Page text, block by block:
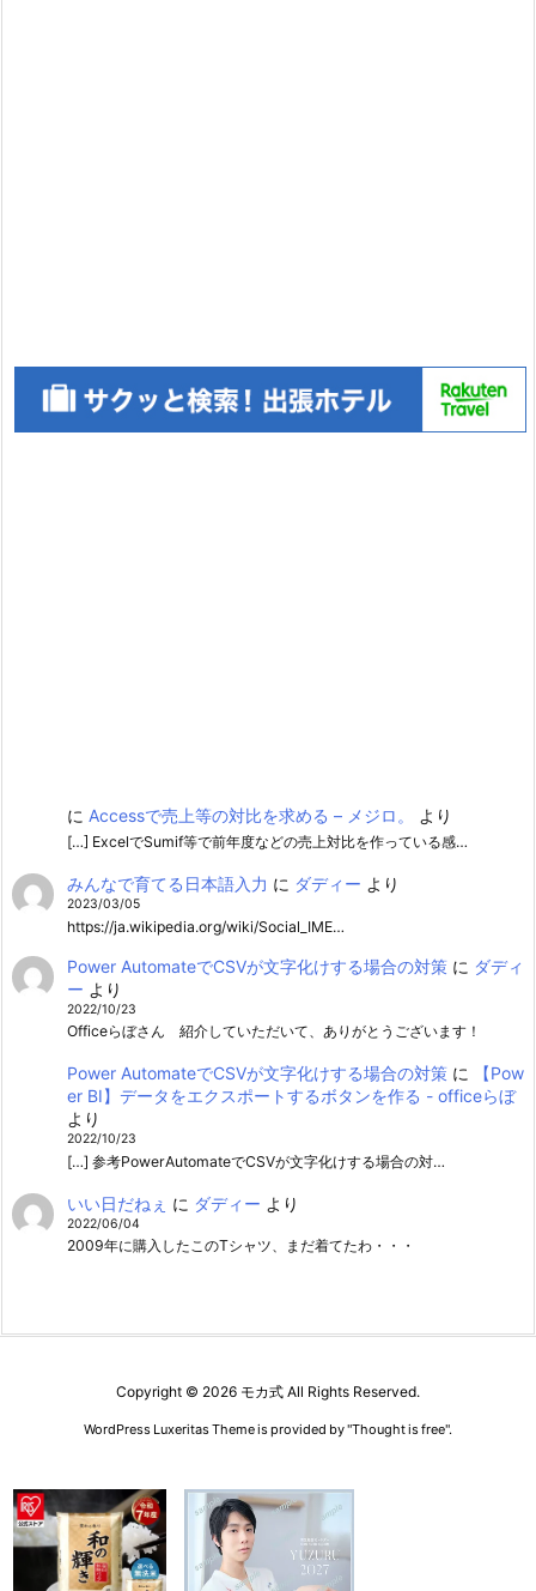
に Accessで売上等の対比を求める – メジロ。 より
[…] ExcelでSumif等で前年度などの売上対比を作っている感…
みんなで育てる日本語入力 に ダディー より
2023/03/05
https://ja.wikipedia.org/wiki/Social_IME…
Power AutomateでCSVが文字化けする場合の対策に ダディ
ー より
2022/10/23
Officeらぼさん 紹介していただいて、ありがとうございます！
Power AutomateでCSVが文字化けする場合の対策に
【Pow
er BI】データをエクスポートするボタンを作る - officeらぼ
より
2022/10/23
[…] 参考PowerAutomateでCSVが文字化けする場合の対…
いい日だねぇ に ダディー より
2022/06/04
2009年に購入したこのTシャツ、まだ着てたわ・・・
Copyright © 2026 モカ式 All Rights Reserved.
WordPress Luxeritas Theme is provided by "Thought is free".